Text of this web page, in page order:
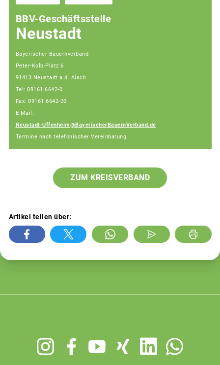
BBV-Geschäftsstelle
Neustadt
Bayerischer Bauernverband
Peter-Kolb-Platz 6
91413 Neustadt a.d. Aisch
Tel: 09161 6642-0
Fax: 09161 6642-20
E-Mail:
Neustadt-Uffenheim@BayerischerBauernVerband.de
Termine nach telefonischer Vereinbarung
ZUM KREISVERBAND
Artikel teilen über: